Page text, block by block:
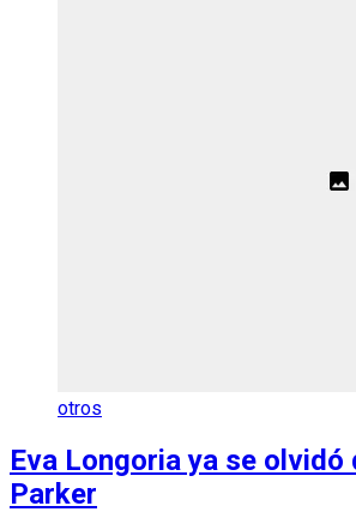
otros
Eva Longoria ya se olvidó
Parker